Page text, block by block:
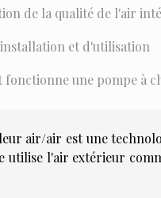
de la qualité de l'air
et d'utilisation
fonctionne une pompe à
air/air est une
utilise l'air extérieur